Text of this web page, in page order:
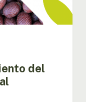
del